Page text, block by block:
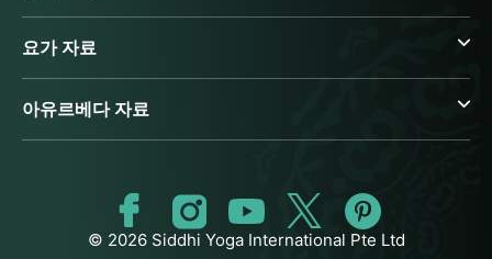
요가 자료
아유르베다 자료
© 2026 Siddhi Yoga International Pte Ltd